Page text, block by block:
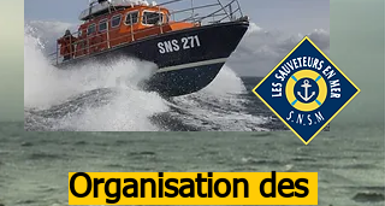
Organisation des